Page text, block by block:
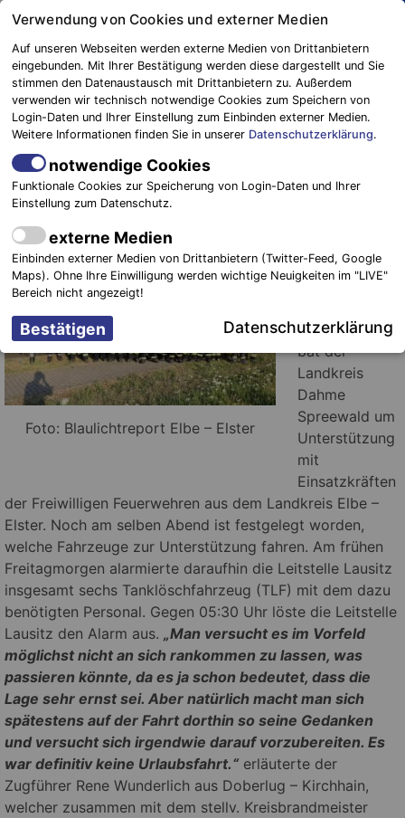
Springe
Inhalt
Blaulichtreport
Elbe-Elster
Einsatzkräfte wohlbehalten aus
Lieberose zurück
9. Juli 2018 -Einsätze
Foto: Blaulichtreport Elbe – Elster
Elster. Bereits
am
Donnerstag
bat der
Landkreis
Dahme
Spreewald um
Unterstützung
mit
Einsatzkräften
der Freiwilligen Feuerwehren aus dem Landkreis Elbe –
Elster. Noch am selben Abend ist festgelegt worden,
welche Fahrzeuge zur Unterstützung fahren. Am frühen
Freitagmorgen alarmierte daraufhin die Leitstelle Lausitz
insgesamt sechs Tanklöschfahrzeug (TLF) mit dem dazu
benötigten Personal. Gegen 05:30 Uhr löste die Leitstelle
Lausitz den Alarm aus. „Man versucht es im Vorfeld
möglichst nicht an sich rankommen zu lassen, was
passieren könnte, da es ja schon bedeutet, dass die
Lage sehr ernst sei. Aber natürlich macht man sich
spätestens auf der Fahrt dorthin so seine Gedanken
und versucht sich irgendwie darauf vorzubereiten. Es
war definitiv keine Urlaubsfahrt.“ erläuterte der
Zugführer Rene Wunderlich aus Doberlug – Kirchhain,
welcher zusammen mit dem stellv. Kreisbrandmeister
Verwendung von Cookies und externer Medien
Auf unseren Webseiten werden externe Medien von Drittanbietern
eingebunden. Mit Ihrer Bestätigung werden diese dargestellt und Sie
stimmen den Datenaustausch mit Drittanbietern zu. Außerdem
verwenden wir technisch notwendige Cookies zum Speichern von
Login-Daten und Ihrer Einstellung zum Einbinden externer Medien.
Weitere Informationen finden Sie in unserer Datenschutzerklärung.
notwendige Cookies
Funktionale Cookies zur Speicherung von Login-Daten und Ihrer
Einstellung zum Datenschutz.
externe Medien
Einbinden externer Medien von Drittanbietern (Twitter-Feed, Google
Maps). Ohne Ihre Einwilligung werden wichtige Neuigkeiten im "LIVE"
Bereich nicht angezeigt!
Datenschutzerklärung